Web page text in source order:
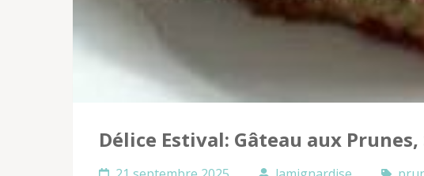
Délice Estival: Gâteau aux